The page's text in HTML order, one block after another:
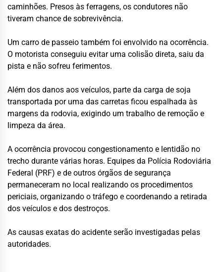
caminhões. Presos às ferragens, os condutores não
tiveram chance de sobrevivência.
Um carro de passeio também foi envolvido na ocorrência.
O motorista conseguiu evitar uma colisão direta, saiu da
pista e não sofreu ferimentos.
Além dos danos aos veículos, parte da carga de soja
transportada por uma das carretas ficou espalhada às
margens da rodovia, exigindo um trabalho de remoção e
limpeza da área.
A ocorrência provocou congestionamento e lentidão no
trecho durante várias horas. Equipes da Polícia Rodoviária
Federal (PRF) e de outros órgãos de segurança
permaneceram no local realizando os procedimentos
periciais, organizando o tráfego e coordenando a retirada
dos veículos e dos destroços.
As causas exatas do acidente serão investigadas pelas
autoridades.